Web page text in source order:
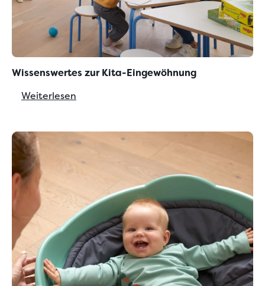
Wissenswertes zur Kita-Eingewöhnung
Weiterlesen